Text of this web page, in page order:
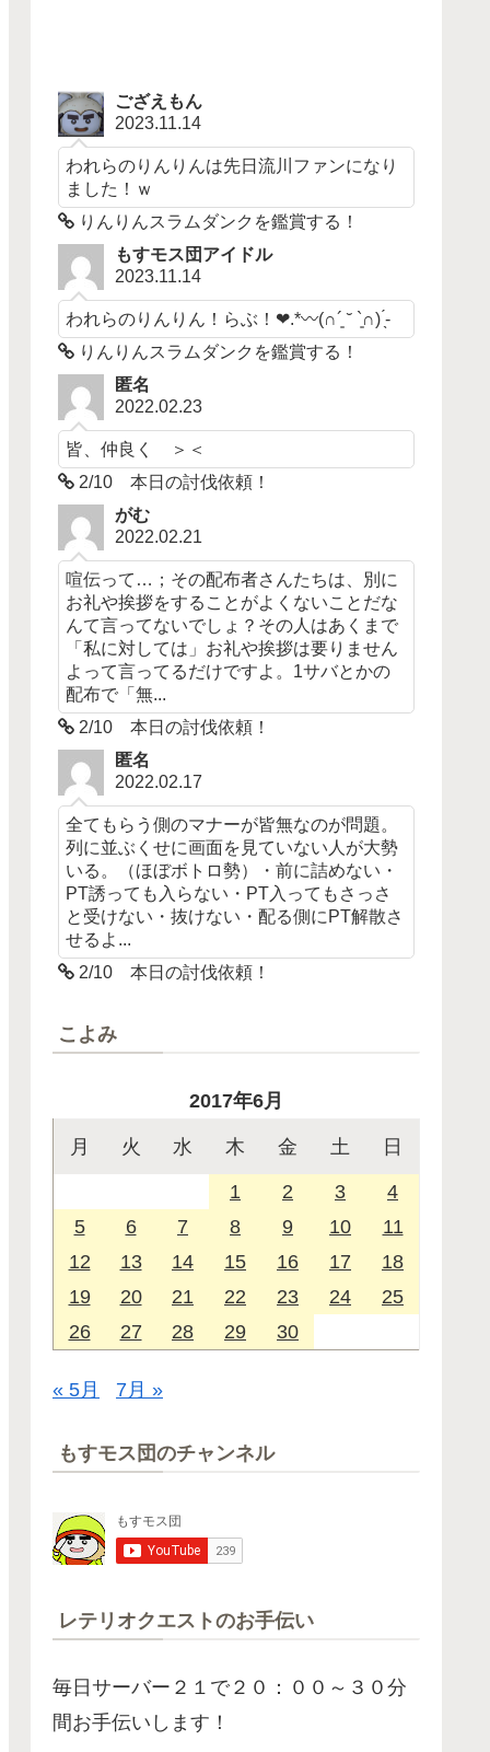
ござえもん
2023.11.14
われらのりんりんは先日流川ファンになり
ました！ｗ
りんりんスラムダンクを鑑賞する！
もすモス団アイドル
2023.11.14
われらのりんりん！らぶ！❤︎.*〰︎︎‪(∩´͈ ˘ `͈∩)︎ ̖́-‬
りんりんスラムダンクを鑑賞する！
匿名
2022.02.23
皆、仲良く ＞＜
2/10 本日の討伐依頼！
がむ
2022.02.21
喧伝って…；その配布者さんたちは、別に
お礼や挨拶をすることがよくないことだな
んて言ってないでしょ？その人はあくまで
「私に対しては」お礼や挨拶は要りません
よって言ってるだけですよ。1サバとかの
配布で「無...
2/10 本日の討伐依頼！
匿名
2022.02.17
全てもらう側のマナーが皆無なのが問題。
列に並ぶくせに画面を見ていない人が大勢
いる。（ほぼボトロ勢）・前に詰めない・
PT誘っても入らない・PT入ってもさっさ
と受けない・抜けない・配る側にPT解散さ
せるよ...
2/10 本日の討伐依頼！
こよみ
2017年6月
月 火 水 木 金 土 日
1 2 3
4
5
6 7 8 9 10
11
12
13 14 15 16 17
18
19
20 21 22 23 24
25
26
27 28 29 30
« 5月 7月 »
もすモス団のチャンネル
レテリオクエストのお手伝い
毎日サーバー２１で２０：００～３０分
間お手伝いします！